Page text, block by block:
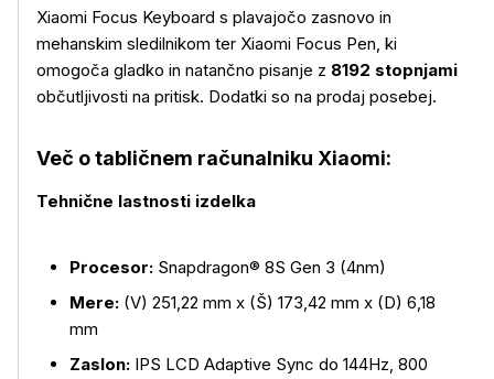
Xiaomi Focus Keyboard s plavajočo zasnovo in
mehanskim sledilnikom ter Xiaomi Focus Pen, ki
omogoča gladko in natančno pisanje z 8192 stopnjami
občutljivosti na pritisk. Dodatki so na prodaj posebej.
Več o tabličnem računalniku Xiaomi:
Tehnične lastnosti izdelka
Procesor: Snapdragon® 8S Gen 3 (4nm)
Mere: (V) 251,22 mm x (Š) 173,42 mm x (D) 6,18
mm
Zaslon: IPS LCD Adaptive Sync do 144Hz, 800